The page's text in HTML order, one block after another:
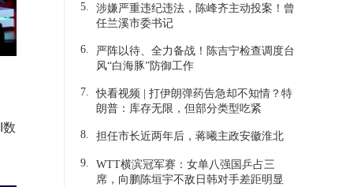
5.
涉嫌严重违纪违法，陈峰齐主动投案！曾
任兰溪市委书记
6.
严阵以待、全力备战！陈吉宁检查调度台
风“白海豚”防御工作
7.
快看视频 | 打伊朗弹药告急却不知情？特
朗普：库存无限，但部分类型吃紧
8. 担任市长近两年后，蒋曦主政安徽淮北
9.
WTT横滨冠军赛：女单八强国乒占三
席，向鹏陈垣宇不敌日韩对手差距明显